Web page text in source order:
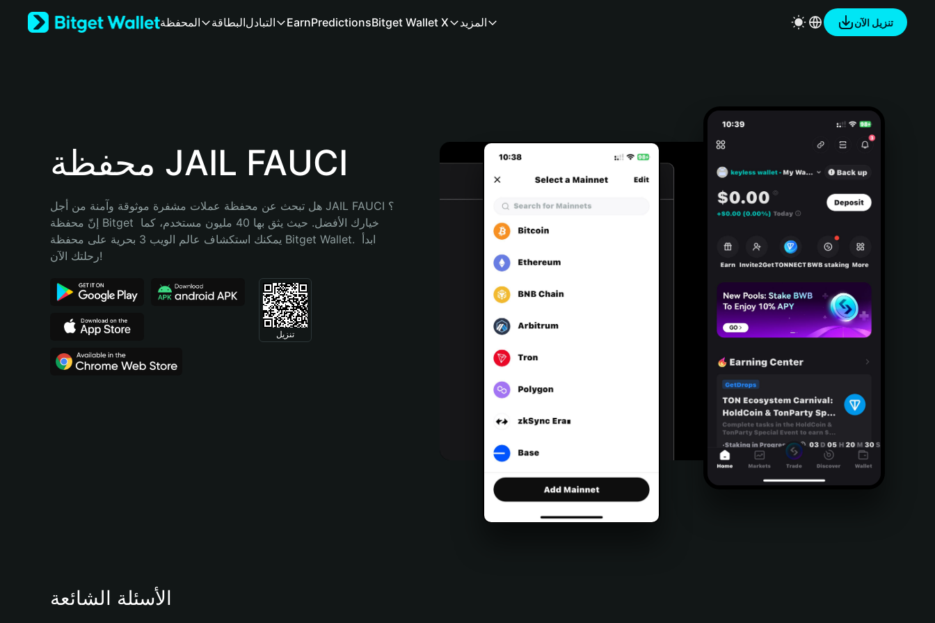
Bahasa Indonesia
Português (Brasil)
المحفظة البطاقةالتبادل EarnPredictionsBitget Wallet X المزيد تنزيل الآن
محفظة JAIL FAUCI
هل تبحث عن محفظة عملات مشفرة موثوقة وآمنة من أجل JAIL FAUCI؟
إنّ محفظة Bitget خيارك الأفضل. حيث يثق بها 40 مليون مستخدم، كما
يمكنك استكشاف عالم الويب 3 بحرية على محفظة Bitget Wallet. ابدأ
رحلتك الآن!
تنزيل
الأسئلة الشائعة